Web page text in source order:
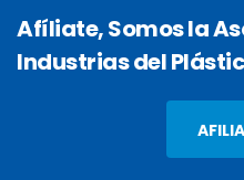
Afíliate, Somos la
Industrias del